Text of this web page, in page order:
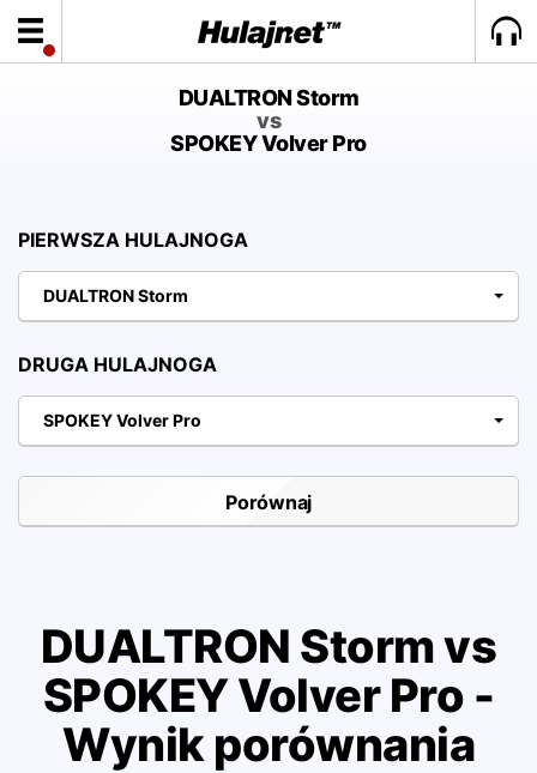
DUALTRON Storm
vs
SPOKEY Volver Pro
PIERWSZA HULAJNOGA
DUALTRON Storm
DRUGA HULAJNOGA
SPOKEY Volver Pro
DUALTRON Storm vs
SPOKEY Volver Pro -
Wynik porównania